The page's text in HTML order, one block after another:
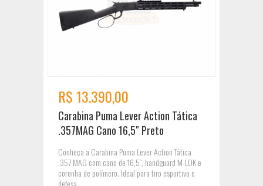
R$ 13.390,00
Carabina Puma Lever Action Tática
.357MAG Cano 16,5″ Preto
Conheça a Carabina Puma Lever Action Tática
.357 MAG com cano de 16,5″, handguard M-LOK e
coronha de polímero. Ideal para tiro esportivo e